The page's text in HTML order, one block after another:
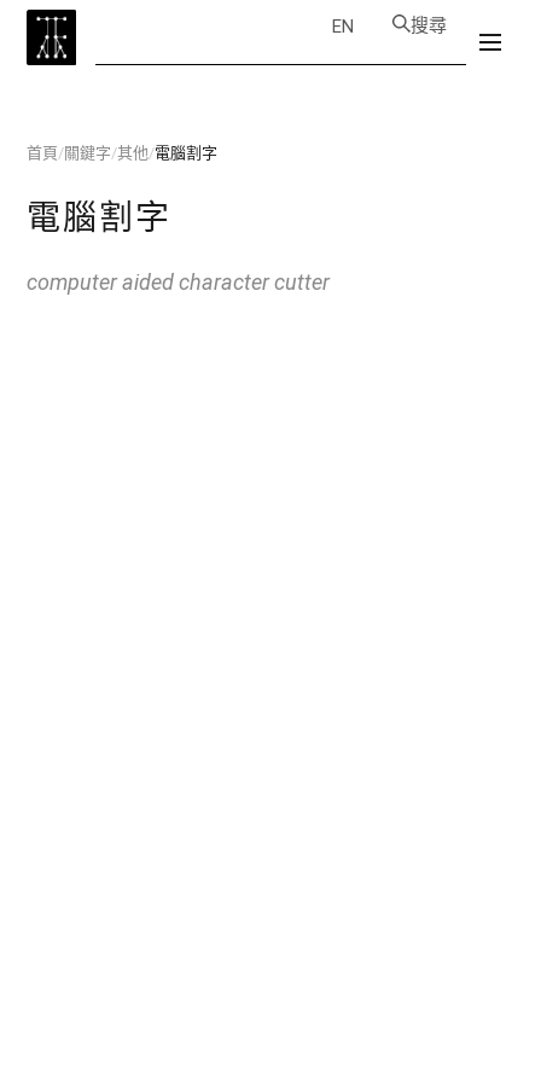
EN 搜尋
首頁/關鍵字/其他/電腦割字
電腦割字
computer aided character cutter